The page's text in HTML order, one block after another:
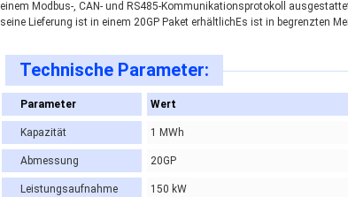
einem Modbus-, CAN- und RS485-Kommunikationsprotokoll
seine Lieferung ist in einem 20GP Paket erhältlichEs ist in begrenzten
Technische Parameter:
Parameter Wert
Kapazität 1 MWh
Abmessung 20GP
Leistungsaufnahme 150 kW